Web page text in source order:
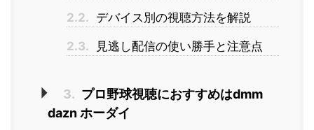
2.2. デバイス別の視聴方法を解説
2.3. 見逃し配信の使い勝手と注意点
3. プロ野球視聴におすすめはdmm
dazn ホーダイ